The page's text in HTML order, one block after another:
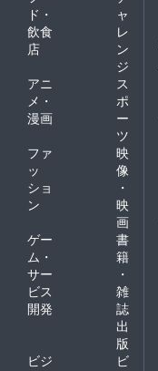
ド・
飲食
店
ャ
レ
ン
ジ
アニ
メ・
漫画
ス
ポ
ー
ツ
ファ
ッ
ショ
ン
映
像
・
映
画
ゲー
ム・
サー
ビス
開発
書
籍
・
雑
誌
出
版
ビジ
ビ